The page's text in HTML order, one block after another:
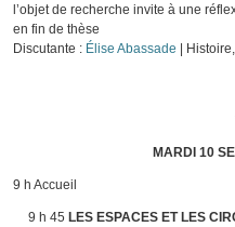
l’objet de recherche invite à une
en fin de thèse
Discutante : Élise Abassade |
MARDI 10
9 h Accueil
9 h 45 LES ESPACES ET LES